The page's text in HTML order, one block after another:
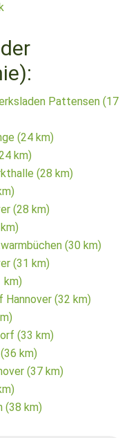
Pattensen (17
(24 km)
km)
(28 km)
(28 km)
(30 km)
(31 km)
km)
Hannover (32 km)
(33 km)
km)
(37 km)
(38 km)